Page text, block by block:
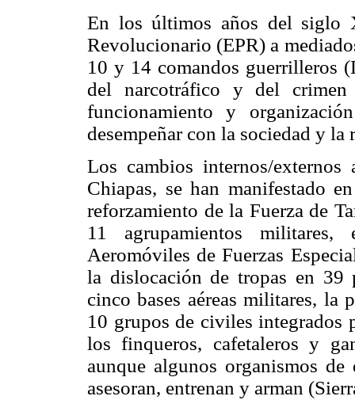
En los últimos años del siglo
Revolucionario (EPR) a
10 y 14 comandos guerrilleros
del narcotráfico y del crimen
funcionamiento y
desempeñar con la sociedad y
Los cambios internos/
Chiapas, se han manifestado
reforzamiento de la Fuerza de
11 agrupamientos
Aeromóviles de Fuerzas
la dislocación de tropas en 39
cinco bases aéreas militares, la
10 grupos de civiles integrados
los finqueros, cafetaleros y
aunque algunos organismos de
asesoran, entrenan y arman